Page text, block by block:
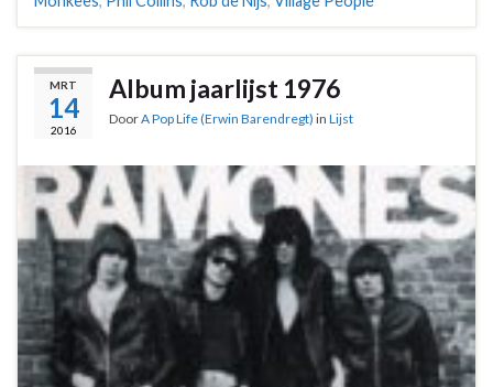
MRT
14
2016
Album jaarlijst 1976
DoorA Pop Life (Erwin Barendregt) in Lijst